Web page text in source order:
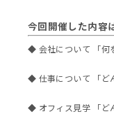
今回開催した内容
◆ 会社について 「何
◆ 仕事について 「ど
◆ オフィス見学 「ど